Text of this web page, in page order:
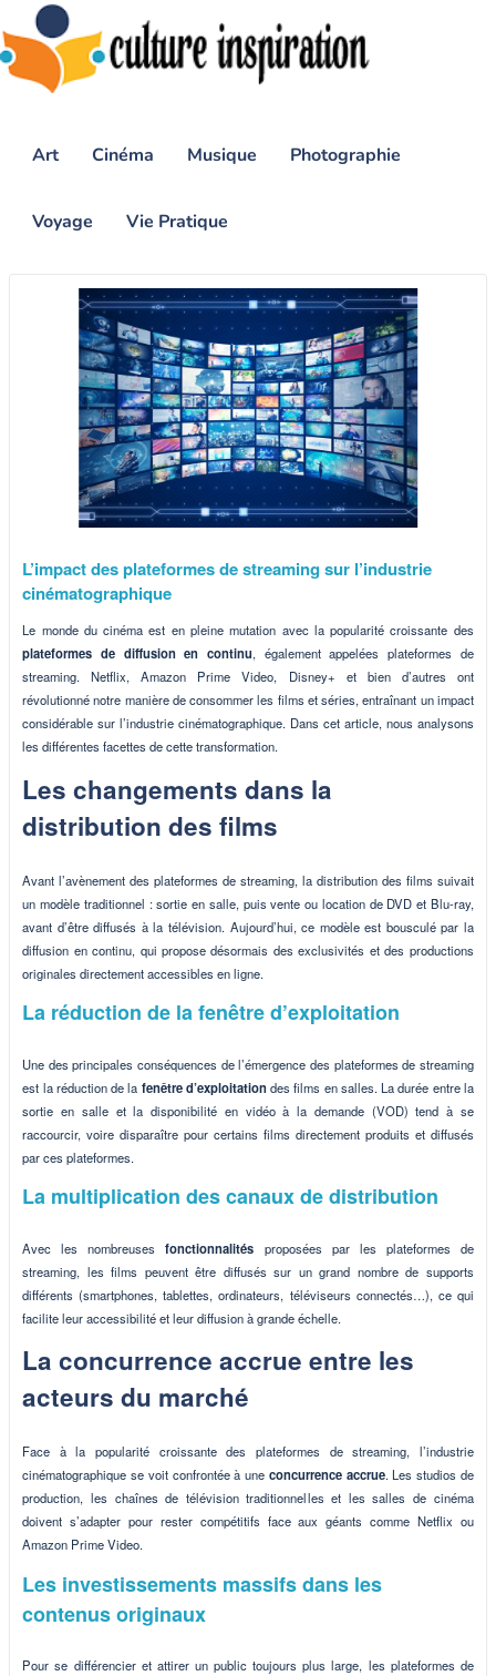
Art Cinéma Musique Photographie
Voyage Vie Pratique
L’impact des plateformes de streaming sur l’industrie
cinématographique
Le monde du cinéma est en pleine mutation avec la popularité croissante des
plateformes de diffusion en continu, également appelées plateformes de
streaming. Netflix, Amazon Prime Video, Disney+ et bien d’autres ont
révolutionné notre manière de consommer les films et séries, entraînant un impact
considérable sur l’industrie cinématographique. Dans cet article, nous analysons
les différentes facettes de cette transformation.
Les changements dans la
distribution des films
Avant l’avènement des plateformes de streaming, la distribution des films suivait
un modèle traditionnel : sortie en salle, puis vente ou location de DVD et Blu-ray,
avant d’être diffusés à la télévision. Aujourd’hui, ce modèle est bousculé par la
diffusion en continu, qui propose désormais des exclusivités et des productions
originales directement accessibles en ligne.
La réduction de la fenêtre d’exploitation
Une des principales conséquences de l’émergence des plateformes de streaming
est la réduction de la fenêtre d’exploitationdes films en salles. La durée entre la
sortie en salle et la disponibilité en vidéo à la demande (VOD) tend à se
raccourcir, voire disparaître pour certains films directement produits et diffusés
par ces plateformes.
La multiplication des canaux de distribution
Avec les nombreusesfonctionnalités proposées par les plateformes de
streaming, les films peuvent être diffusés sur un grand nombre de supports
différents (smartphones, tablettes, ordinateurs, téléviseurs connectés…), ce qui
facilite leur accessibilité et leur diffusion à grande échelle.
La concurrence accrue entre les
acteurs du marché
Face à la popularité croissante des plateformes de streaming, l’industrie
cinématographique se voit confrontée à une concurrence accrue. Les studios de
production, les chaînes de télévision traditionnelles et les salles de cinéma
doivent s’adapter pour rester compétitifs face aux géants comme Netflix ou
Amazon Prime Video.
Les investissements massifs dans les
contenus originaux
Pour se différencier et attirer un public toujours plus large, les plateformes de